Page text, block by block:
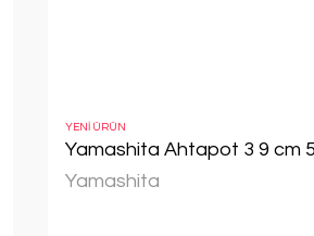
YENİ ÜRÜN
Yamashita Ahtapot 3 9 cm
Yamashita